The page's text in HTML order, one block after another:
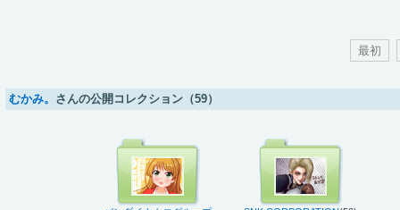
最初
むかみ。 さんの公開コレクション（59）